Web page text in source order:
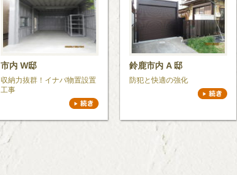
市内 W邸
収納力抜群！イナバ物置設置
工事
鈴鹿市内 A 邸
防犯と快適の強化